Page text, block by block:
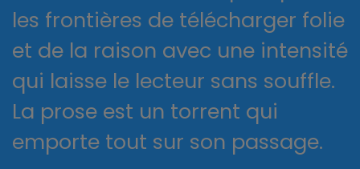
les frontières de télécharger folie
et de la raison avec une intensité
qui laisse le lecteur sans souffle.
La prose est un torrent qui
emporte tout sur son passage.